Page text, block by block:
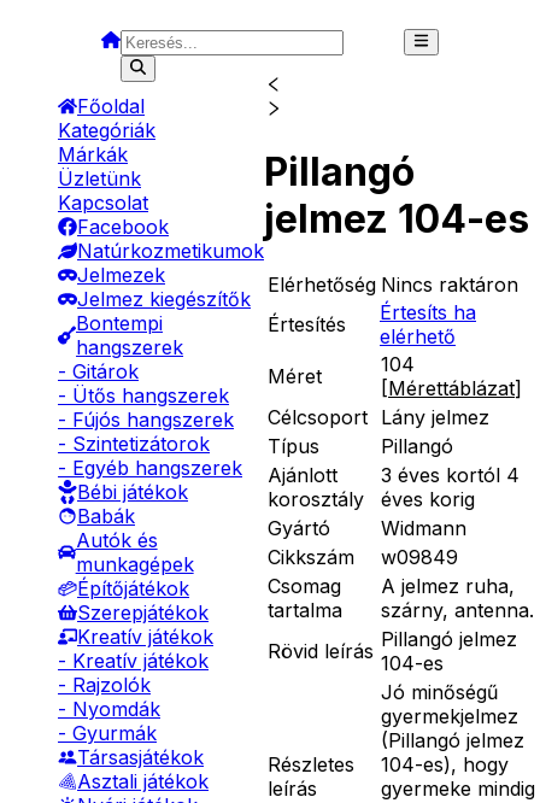
Főoldal
Kategóriák
Márkák
Üzletünk
Kapcsolat
Facebook
Natúrkozmetikumok
Jelmezek
Jelmez kiegészítők
Bontempi
hangszerek
- Gitárok
- Ütős hangszerek
- Fújós hangszerek
- Szintetizátorok
- Egyéb hangszerek
Bébi játékok
Babák
Autók és
munkagépek
Építőjátékok
Szerepjátékok
Kreatív játékok
- Kreatív játékok
- Rajzolók
- Nyomdák
- Gyurmák
Társasjátékok
Asztali játékok
Pillangó
jelmez 104-es
Elérhetőség Nincs raktáron
Értesítés
Értesíts ha
elérhető
Méret
104
[Mérettáblázat]
Célcsoport Lány jelmez
Típus
Pillangó
Ajánlott
korosztály
3 éves kortól 4
éves korig
Gyártó
Widmann
Cikkszám
w09849
Csomag
tartalma
A jelmez ruha,
szárny, antenna.
Rövid leírás Pillangó jelmez
104-es
Részletes
leírás
Jó minőségű
gyermekjelmez
(Pillangó jelmez
104-es), hogy
gyermeke mindig